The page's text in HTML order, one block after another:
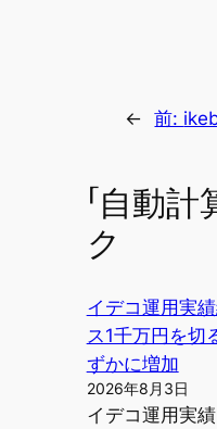
← 前:
「自動
ク
イデコ運用実
ス1千万円を切
ずかに増加
2026年8月3日
イデコ運用実